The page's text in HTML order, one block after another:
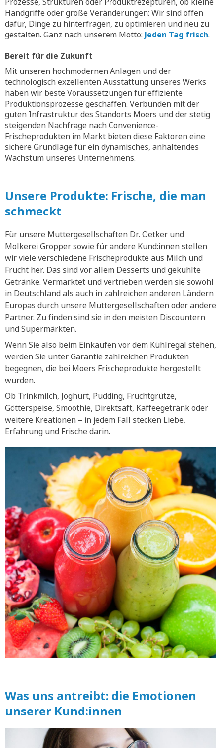
Handgriffe oder große Veränderungen: Wir sind offen
dafür, Dinge zu hinterfragen, zu optimieren und neu zu
gestalten. Ganz nach unserem Motto: Jeden Tag frisch.
Bereit für die Zukunft
Mit unseren hochmodernen Anlagen und der
technologisch exzellenten Ausstattung unseres Werks
haben wir beste Voraussetzungen für effiziente
Produktionsprozesse geschaffen. Verbunden mit der
guten Infrastruktur des Standorts Moers und der stetig
steigenden Nachfrage nach Convenience-
Frischeprodukten im Markt bieten diese Faktoren eine
sichere Grundlage für ein dynamisches, anhaltendes
Wachstum unseres Unternehmens.
Unsere Produkte: Frische, die man
schmeckt
Für unsere Muttergesellschaften Dr. Oetker und
Molkerei Gropper sowie für andere Kund:innen stellen
wir viele verschiedene Frischeprodukte aus Milch und
Frucht her. Das sind vor allem Desserts und gekühlte
Getränke. Vermarktet und vertrieben werden sie sowohl
in Deutschland als auch in zahlreichen anderen Ländern
Europas durch unsere Muttergesellschaften oder andere
Partner. Zu finden sind sie in den meisten Discountern
und Supermärkten.
Wenn Sie also beim Einkaufen vor dem Kühlregal stehen,
werden Sie unter Garantie zahlreichen Produkten
begegnen, die bei Moers Frischeprodukte hergestellt
wurden.
Ob Trinkmilch, Joghurt, Pudding, Fruchtgrütze,
Götterspeise, Smoothie, Direktsaft, Kaffeegetränk oder
weitere Kreationen – in jedem Fall stecken Liebe,
Erfahrung und Frische darin.
Was uns antreibt: die Emotionen
unserer Kund:innen